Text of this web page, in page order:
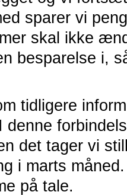
sparer vi
skal ikke
besparelse i,
tidligere
denne
det tager vi
i marts
på tale.